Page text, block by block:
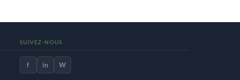
SUIVEZ-NOUS
f in W